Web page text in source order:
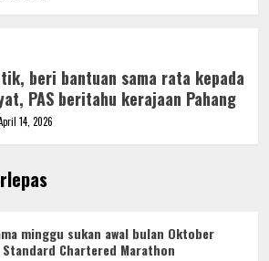
beri bantuan sama rata kepada
PAS beritahu kerajaan Pahang
14, 2026
minggu sukan awal bulan Oktober
Standard Chartered Marathon